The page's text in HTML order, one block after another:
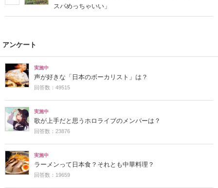
スパめっちゃいい」
アンケート
実施中
声が好きな「日本のボーカリスト」は？
回答数：49515
実施中
歌が上手だと思うホロライブのメンバーは？
回答数：23876
実施中
ラーメンって日本食？それとも中華料理？
回答数：19659